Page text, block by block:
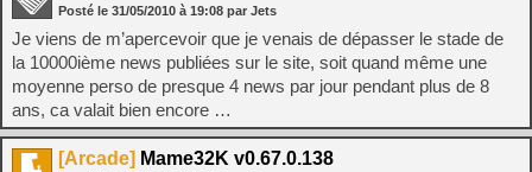
Posté le 31/05/2010 à 19:08 par Jets
Je viens de m’apercevoir que je venais de dépasser le stade de
la 10000ième news publiées sur le site, soit quand même une
moyenne perso de presque 4 news par jour pendant plus de 8
ans, ca valait bien encore …
[Arcade] Mame32K v0.67.0.138